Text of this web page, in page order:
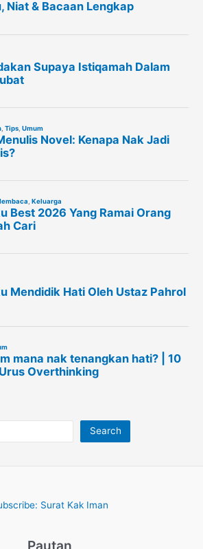
Search
Surat Kak Iman
Pautan